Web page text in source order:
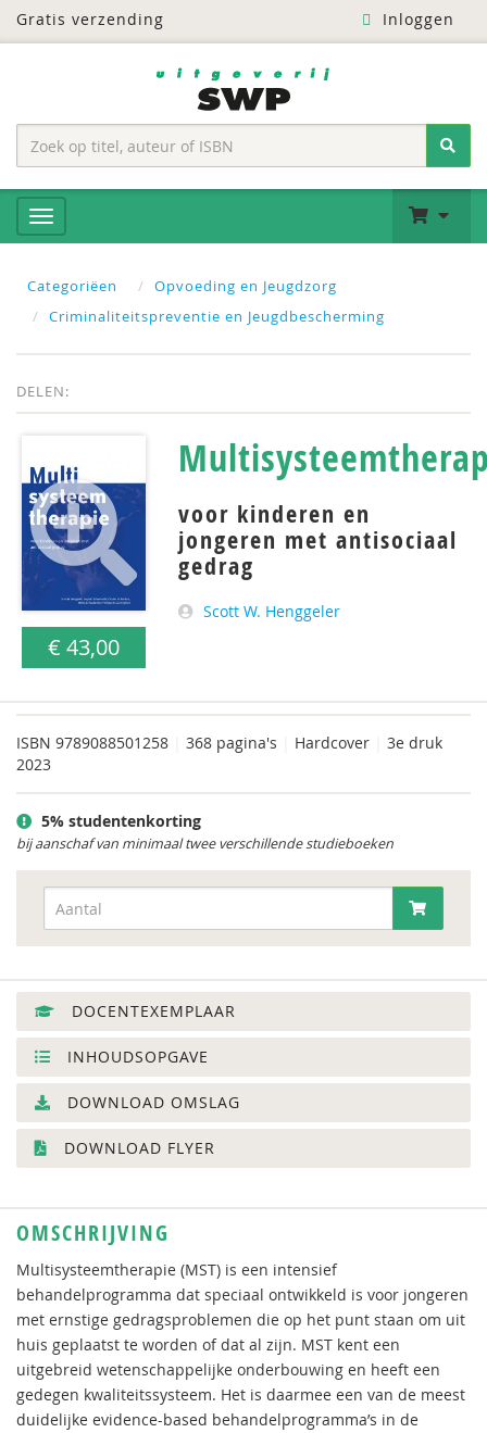
Gratis verzending Inloggen
Categoriëen
Opvoeding en Jeugdzorg
Criminaliteitspreventie en Jeugdbescherming
DELEN:
€ 43,00
voor kinderen en
jongeren met antisociaal
gedrag
Scott W. Henggeler
ISBN 9789088501258 368 pagina's Hardcover
3e druk
2023
5% studentenkorting
bij aanschaf van minimaal twee verschillende studieboeken
DOCENTEXEMPLAAR
INHOUDSOPGAVE
DOWNLOAD OMSLAG
DOWNLOAD FLYER
OMSCHRIJVING
Multisysteemtherapie (MST) is een intensief
behandelprogramma dat speciaal ontwikkeld is voor jongeren
met ernstige gedragsproblemen die op het punt staan om uit
huis geplaatst te worden of dat al zijn. MST kent een
uitgebreid wetenschappelijke onderbouwing en heeft een
gedegen kwaliteitssysteem. Het is daarmee een van de meest
duidelijke evidence-based behandelprogramma’s in de